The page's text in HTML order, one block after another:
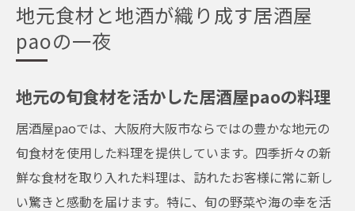
地元食材と地酒が織り成す居酒屋
paoの一夜
地元の旬食材を活かした居酒屋paoの料理
居酒屋paoでは、大阪府大阪市ならではの豊かな地元の
旬食材を使用した料理を提供しています。四季折々の新
鮮な食材を取り入れた料理は、訪れたお客様に常に新し
い驚きと感動を届けます。特に、旬の野菜や海の幸を活